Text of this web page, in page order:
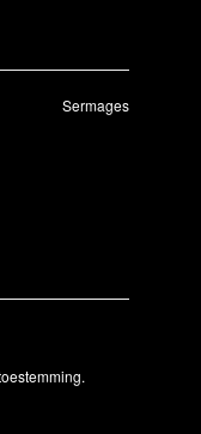
Sermages